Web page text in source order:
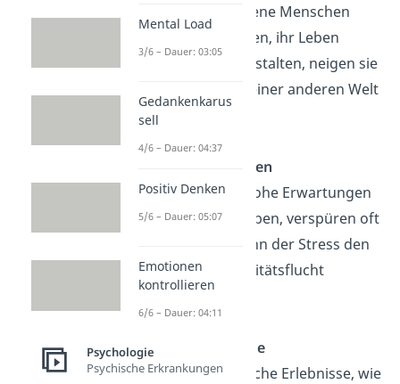
Wenn unzufriedene Menschen
keinen Weg finden, ihr Leben
angenehm zu gestalten, neigen sie
auch dazu, sich einer anderen Welt
zuzuwenden.
Hohe Erwartungen
Menschen, die hohe Erwartungen
an sich selbst haben, verspüren oft
Stress. Dabei kann der Stress den
Wunsch der Realitätsflucht
auslösen.
Schicksalsschläge
Durch traumatische Erlebnisse, wie
Mental Load
3/6 – Dauer: 03:05
Gedankenkarus
sell
4/6 – Dauer: 04:37
Positiv Denken
5/6 – Dauer: 05:07
Emotionen
kontrollieren
6/6 – Dauer: 04:11
Psychologie
Psychische Erkrankungen